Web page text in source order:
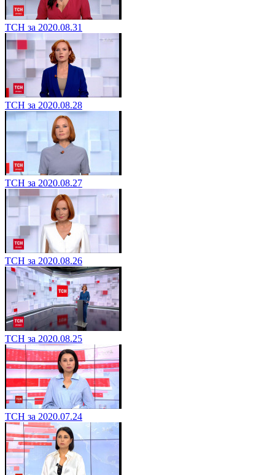
ТСН за 2020.08.31
ТСН за 2020.08.28
ТСН за 2020.08.27
ТСН за 2020.08.26
ТСН за 2020.08.25
ТСН за 2020.07.24